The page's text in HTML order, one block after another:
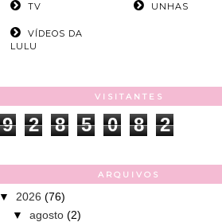
TV UNHAS
VÍDEOS DA
LULU
VISITANTES
9 2 8 5 0 8 2
ARQUIVOS
▼ 2026 (76)
▼ agosto (2)